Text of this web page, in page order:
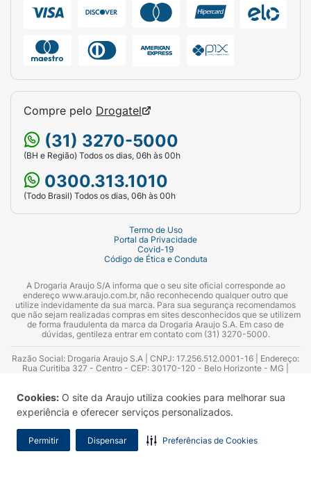
Cookies: O site da Araujo utiliza cookies para melhorar sua
experiência e oferecer serviços personalizados.
Permitir Dispensar Preferências de Cookies
Compre pelo Drogatel
(31) 3270-5000
(BH e Região) Todos os dias, 06h às 00h
0300.313.1010
(Todo Brasil) Todos os dias, 06h às 00h
Termo de Uso
Portal da Privacidade
Covid-19
Código de Ética e Conduta
A Drogaria Araujo S/A informa que o seu site oficial corresponde ao
endereço www.araujo.com.br, não reconhecendo qualquer outro que
utilize indevidamente da sua marca. Para sua segurança recomendamos
que não sejam realizadas compras em sites desconhecidos que se utilizem
de forma fraudulenta da marca da Drogaria Araujo S.A. Em caso de
dúvidas, gentileza entrar em contato com (31) 3270-5000.
Razão Social: Drogaria Araujo S.A | CNPJ: 17.256.512.0001-16 | Endereço:
Rua Curitiba 327 - Centro - CEP: 30170-120 - Belo Horizonte - MG |
Azevedo Guimarães – CRF 10.965 | Yasmin Silva Alvarenga – CRF 52.584 -
Consultor substituto: Thiago Aguiar Pinheiro - CRF Nº 13.748. Alvará
Sanitário: 2025020713 | Autorização de Funcionamento da Empresa (AFE):